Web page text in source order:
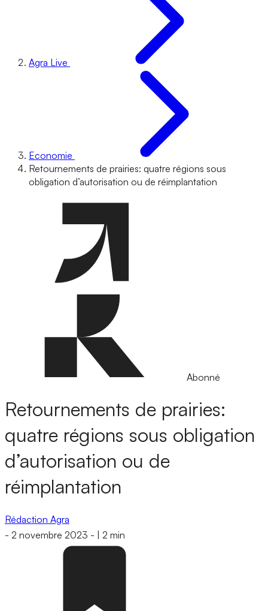
Agra Live
Economie
Retournements de prairies: quatre régions sous
obligation d’autorisation ou de réimplantation
Abonné
Retournements de prairies:
quatre régions sous obligation
d’autorisation ou de
réimplantation
Rédaction Agra
- 2 novembre 2023 - 2 min